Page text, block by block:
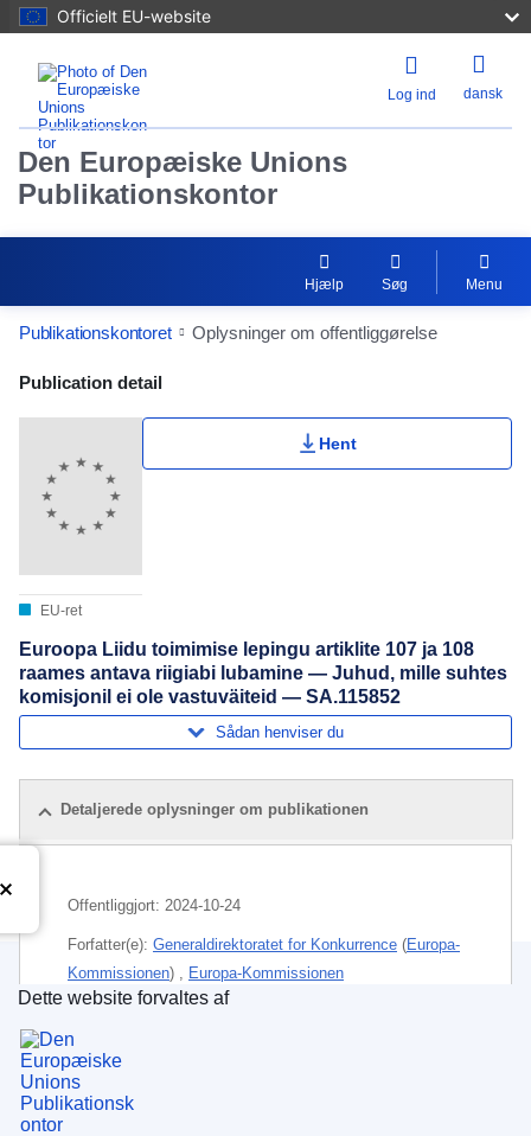
Officielt EU-website
Log ind dansk
Den Europæiske Unions
Publikationskontor
Hjælp Søg Menu
Publikationskontoret Oplysninger om offentliggørelse
Publication Detail Actions Portlet
Publication detail
EU-ret
Hent
Euroopa Liidu toimimise lepingu artiklite 107 ja 108
raames antava riigiabi lubamine — Juhud, mille suhtes
komisjonil ei ole vastuväiteid — SA.115852
Sådan henviser du
Detaljerede oplysninger om publikationen
Offentliggjort: 2024-10-24
Forfatter(e): Generaldirektoratet for Konkurrence (Europa-
Kommissionen) , Europa-Kommissionen
virksomhedsstøtte
CELEX : 52024AS115852
Den Europæiske Unions Publikationskontor
Dette website forvaltes af